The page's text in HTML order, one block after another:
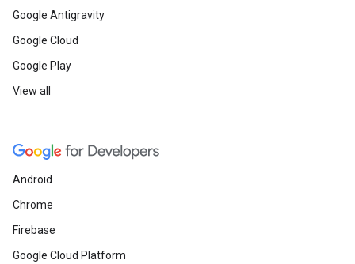
Google Antigravity
Google Cloud
Google Play
View all
Android
Chrome
Firebase
Google Cloud Platform